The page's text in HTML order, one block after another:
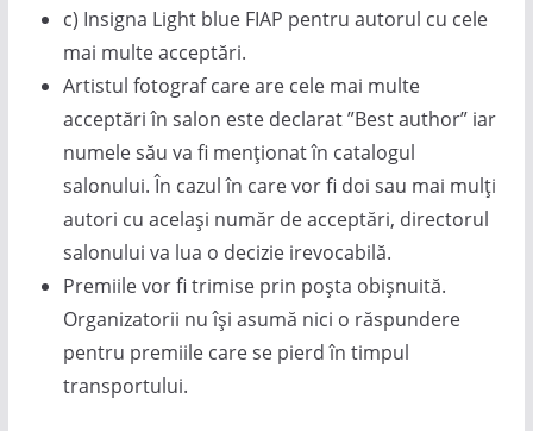
c) Insigna Light blue FIAP pentru autorul cu cele
mai multe acceptări.
Artistul fotograf care are cele mai multe
acceptări în salon este declarat ”Best author” iar
numele său va fi menționat în catalogul
salonului. În cazul în care vor fi doi sau mai mulți
autori cu același număr de acceptări, directorul
salonului va lua o decizie irevocabilă.
Premiile vor fi trimise prin poșta obișnuită.
Organizatorii nu își asumă nici o răspundere
pentru premiile care se pierd în timpul
transportului.